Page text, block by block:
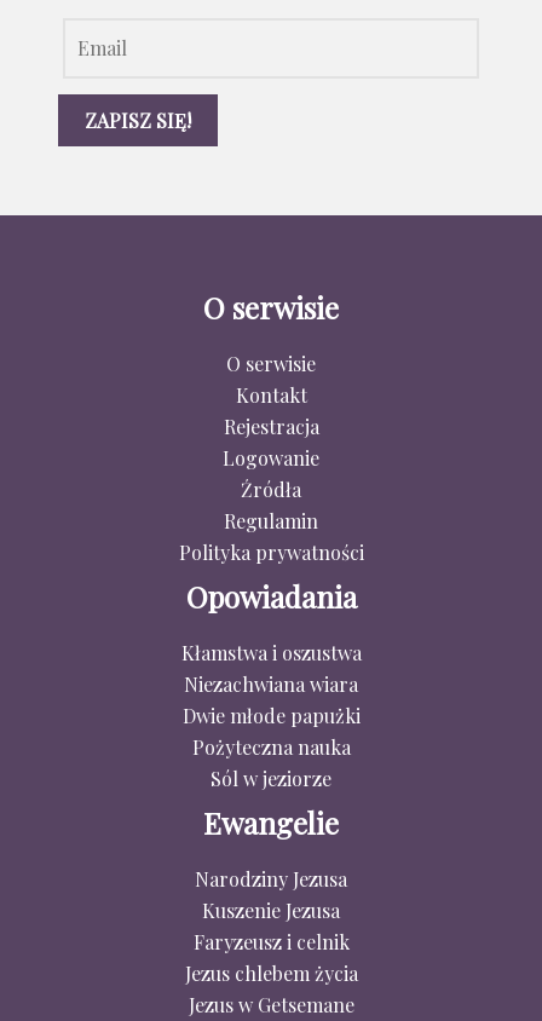
O serwisie
O serwisie
Kontakt
Rejestracja
Logowanie
Źródła
Regulamin
Polityka prywatności
Opowiadania
Kłamstwa i oszustwa
Niezachwiana wiara
Dwie młode papużki
Pożyteczna nauka
Sól w jeziorze
Ewangelie
Narodziny Jezusa
Kuszenie Jezusa
Faryzeusz i celnik
Jezus chlebem życia
Jezus w Getsemane